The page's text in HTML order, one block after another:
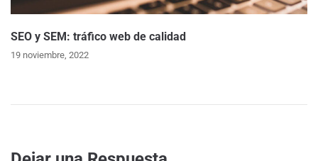
SEO y SEM: tráfico web de calidad
19 noviembre, 2022